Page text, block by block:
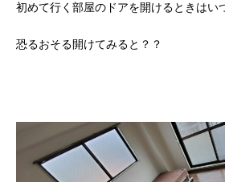
初めて行く部屋のドアを開けるときはい
恐るおそる開けてみると？？